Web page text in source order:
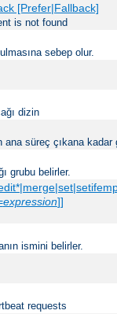
[Prefer|Fallback]
is not found
sebep olur.
dizin
ana süreç çıkana
grubu belirler.
expression]]
ismini belirler.
requests